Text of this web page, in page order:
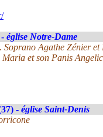
église Notre-Dame
Agathe Zénier
et son Panis
- église Saint-Denis